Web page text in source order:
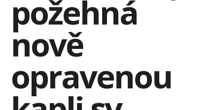
požehná
nově
opravenou